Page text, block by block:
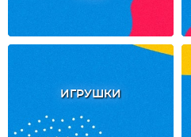
ИГРУШКИ